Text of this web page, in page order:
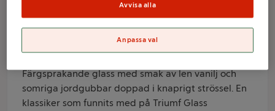
Produktinformation
Färgsprakande glass med smak av len vanilj och
somriga jordgubbar doppad i knaprigt strössel. En
klassiker som funnits med på Triumf Glass
Avvisa alla
Anpassa val